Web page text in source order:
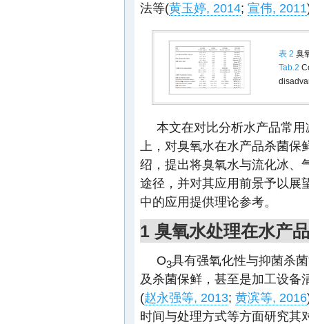
法等(黄玉婷, 2014; 宣伟, 2011
表 2 臭
Tab.2
本文在对比分析水产品常
上，对臭氧水在水产品杀菌
绍，提出将臭氧水与流化冰、
途径，并对其应用前景予以展
中的应用提供理论参考。
1 臭氧水处理在水产
O3具有强氧化性与抑菌杀
及杀菌保鲜，甚至是加工设备
(赵永强等, 2013; 黄滨等, 2016
时间与处理方式等方面研究其